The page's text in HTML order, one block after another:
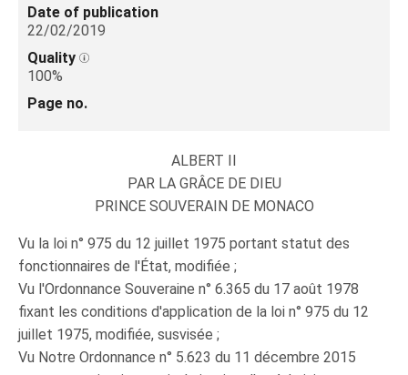
Date of publication
22/02/2019
Quality
100%
Page no.
ALBERT II
PAR LA GRÂCE DE DIEU
PRINCE SOUVERAIN DE MONACO
Vu la loi n° 975 du 12 juillet 1975 portant statut des
fonctionnaires de l'État, modifiée ;
Vu l'Ordonnance Souveraine n° 6.365 du 17 août 1978
fixant les conditions d'application de la loi n° 975 du 12
juillet 1975, modifiée, susvisée ;
Vu Notre Ordonnance n° 5.623 du 11 décembre 2015